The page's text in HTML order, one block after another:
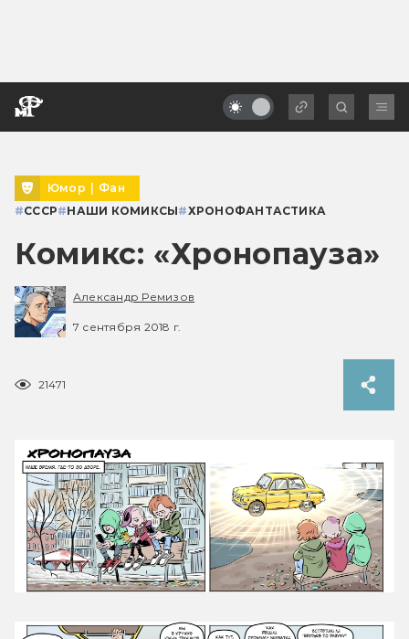
Юмор | Фан
#СССР#НАШИ КОМИКСЫ#ХРОНОФАНТАСТИКА
Комикс: «Хронопауза»
Александр Ремизов
7 сентября 2018 г.
21471